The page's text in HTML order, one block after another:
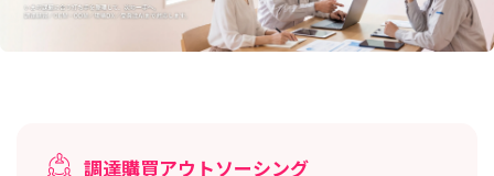
調達購買アウトソーシング